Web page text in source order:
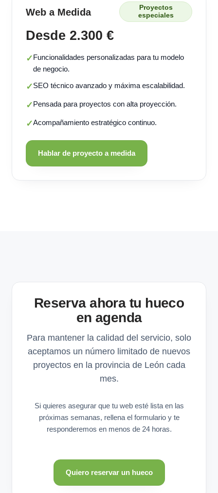
Web a Medida
Proyectos
especiales
Desde 2.300 €
✓Funcionalidades personalizadas para tu modelo
de negocio.
✓SEO técnico avanzado y máxima escalabilidad.
✓Pensada para proyectos con alta proyección.
✓Acompañamiento estratégico continuo.
Hablar de proyecto a medida
Reserva ahora tu hueco
en agenda
Para mantener la calidad del servicio, solo
aceptamos un número limitado de nuevos
proyectos en la provincia de León cada
mes.
Si quieres asegurar que tu web esté lista en las
próximas semanas, rellena el formulario y te
responderemos en menos de 24 horas.
Quiero reservar un hueco